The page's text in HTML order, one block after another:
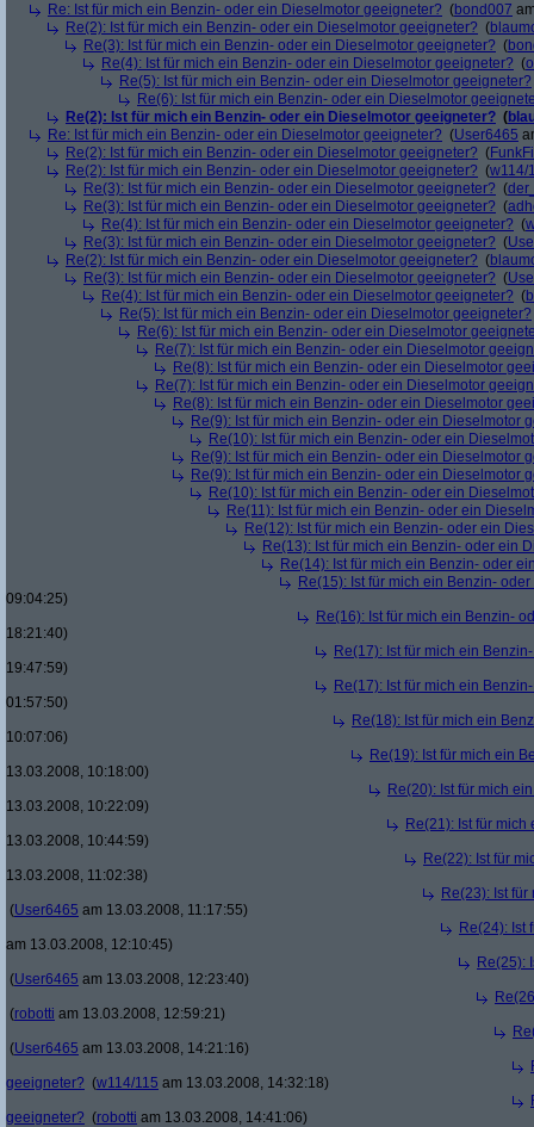
Re: Ist für mich ein Benzin- oder ein Dieselmotor geeigneter? (bond007
Re(2): Ist für mich ein Benzin- oder ein Dieselmotor geeigneter? (
Re(3): Ist für mich ein Benzin- oder ein Dieselmotor geeigneter? (
Re(4): Ist für mich ein Benzin- oder ein Dieselmotor geeigneter? (
Re(5): Ist für mich ein Benzin- oder ein Dieselmotor geeigneter?
Re(6): Ist für mich ein Benzin- oder ein Dieselmotor
Re(2): Ist für mich ein Benzin- oder ein Dieselmotor geeigneter? (
Re: Ist für mich ein Benzin- oder ein Dieselmotor geeigneter? (User6465
Re(2): Ist für mich ein Benzin- oder ein Dieselmotor geeigneter? (
Re(2): Ist für mich ein Benzin- oder ein Dieselmotor geeigneter? (w114/
Re(3): Ist für mich ein Benzin- oder ein Dieselmotor geeigneter? (
Re(3): Ist für mich ein Benzin- oder ein Dieselmotor geeigneter? (
Re(4): Ist für mich ein Benzin- oder ein Dieselmotor geeigneter? (
Re(3): Ist für mich ein Benzin- oder ein Dieselmotor geeigneter? (
Re(2): Ist für mich ein Benzin- oder ein Dieselmotor geeigneter? (
Re(3): Ist für mich ein Benzin- oder ein Dieselmotor geeigneter? (
Re(4): Ist für mich ein Benzin- oder ein Dieselmotor geeigneter? (
Re(5): Ist für mich ein Benzin- oder ein Dieselmotor geeigneter?
Re(6): Ist für mich ein Benzin- oder ein Dieselmotor
Re(7): Ist für mich ein Benzin- oder ein Dieselmotor
Re(8): Ist für mich ein Benzin- oder ein Dieselmotor
Re(7): Ist für mich ein Benzin- oder ein Dieselmotor
Re(8): Ist für mich ein Benzin- oder ein Dieselmotor
Re(9): Ist für mich ein Benzin- oder ein Dieselmotor
Re(10): Ist für mich ein Benzin- oder ein
Re(9): Ist für mich ein Benzin- oder ein Dieselmotor
Re(9): Ist für mich ein Benzin- oder ein Dieselmotor
Re(10): Ist für mich ein Benzin- oder ein
Re(11): Ist für mich ein Benzin- oder ein
Re(12): Ist für mich ein Benzin- oder ein
Re(13): Ist für mich ein Benzin- oder ein
Re(14): Ist für mich ein Benzin- oder
Re(15): Ist für mich ein Benzin-
09:04:25)
Re(16): Ist für mich ein Benzin-
18:21:40)
Re(17): Ist für mich ein
19:47:59)
Re(17): Ist für mich ein
01:57:50)
Re(18): Ist für mich ein
10:07:06)
Re(19): Ist für mich ein
13.03.2008, 10:18:00)
Re(20): Ist für mich
13.03.2008, 10:22:09)
Re(21): Ist für
13.03.2008, 10:44:59)
Re(22): Ist für
13.03.2008, 11:02:38)
Re(23): Ist
(User6465 am 13.03.2008, 11:17:55)
Re(24): Ist
am 13.03.2008, 12:10:45)
Re(25):
(User6465 am 13.03.2008, 12:23:40)
(robotti am 13.03.2008, 12:59:21)
(User6465 am 13.03.2008, 14:21:16)
geeigneter? (w114/115 am 13.03.2008, 14:32:18)
geeigneter? (robotti am 13.03.2008, 14:41:06)